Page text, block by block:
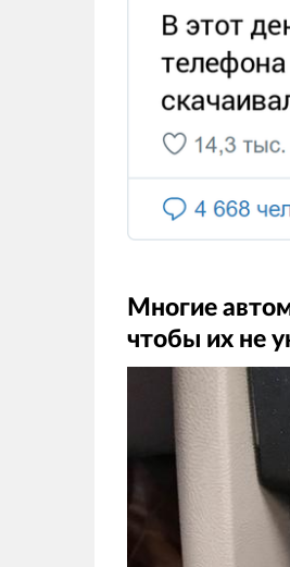
Многие
чтобы их не